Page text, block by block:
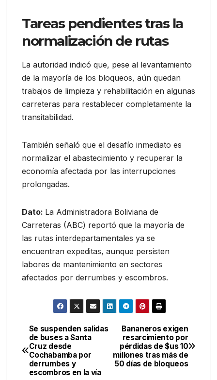
Tareas pendientes tras la
normalización de rutas
La autoridad indicó que, pese al levantamiento
de la mayoría de los bloqueos, aún quedan
trabajos de limpieza y rehabilitación en algunas
carreteras para restablecer completamente la
transitabilidad.
También señaló que el desafío inmediato es
normalizar el abastecimiento y recuperar la
economía afectada por las interrupciones
prolongadas.
Dato: La Administradora Boliviana de
Carreteras (ABC) reportó que la mayoría de
las rutas interdepartamentales ya se
encuentran expeditas, aunque persisten
labores de mantenimiento en sectores
afectados por derrumbes y escombros.
Navegación
de
entradas
Bananeros exigen
resarcimiento por
pérdidas de $us 10
millones tras más de
50 días de bloqueos
Se suspenden salidas
de buses a Santa
Cruz desde
Cochabamba por
derrumbes y
escombros en la vía